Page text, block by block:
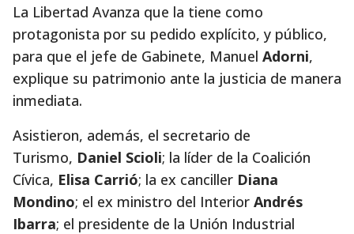
La Libertad Avanza que la tiene como
protagonista por su pedido explícito, y público,
para que el jefe de Gabinete, Manuel Adorni,
explique su patrimonio ante la justicia de manera
inmediata.
Asistieron, además, el secretario de
Turismo, Daniel Scioli; la líder de la Coalición
Cívica, Elisa Carrió; la ex canciller Diana
Mondino; el ex ministro del Interior Andrés
Ibarra; el presidente de la Unión Industrial